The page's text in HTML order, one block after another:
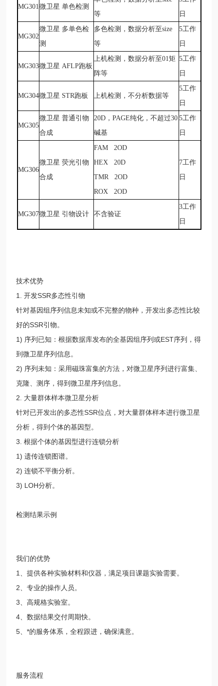
MG301 微卫星 单色检测
等
日
MG302
微卫星 多单色检
测
多色检测，数据分析至size
等
5工作
日
MG303微卫星 AFLP跑板
上机检测，数据分析至01矩
阵等
5工作
日
MG304微卫星 STR跑板 上机检测，不分析数据等
5工作
日
MG305
微卫星 普通引物
合成
20D ，PAGE纯化，不超过30
碱基
5工作
日
MG306
微卫星 荧光引物
合成
FAM 2OD
HEX 20D
TMR 2OD
ROX 2OD
7工作
日
MG307微卫星 引物设计 不含验证
3工作
日
技术优势
1. 开发SSR多态性引物
针对基因组序列信息未知或不完整的物种，开发出多态性比较
好的SSR引物。
1) 序列已知：根据数据库发布的全基因组序列或EST序列，得
到微卫星序列信息。
2) 序列未知：采用磁珠富集的方法，对微卫星序列进行富集、
克隆、测序，得到微卫星序列信息。
2. 大量群体样本微卫星分析
针对已开发出的多态性SSR位点，对大量群体样本进行微卫星
分析，得到个体的基因型。
3. 根据个体的基因型进行连锁分析
1) 遗传连锁图谱。
2) 连锁不平衡分析。
3) LOH分析。
检测结果示例
我们的优势
1、提供各种实验材料和仪器，满足项目课题实验需要。
2、专业的操作人员。
3、高规格实验室。
4、数据结果交付周期快。
5、*的服务体系，全程跟进，确保满意。
服务流程